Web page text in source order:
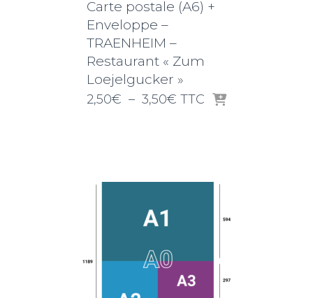
Carte postale (A6) +
Enveloppe –
TRAENHEIM –
Restaurant « Zum
Loejelgucker »
2,50€ – 3,50€ Plage
TTC